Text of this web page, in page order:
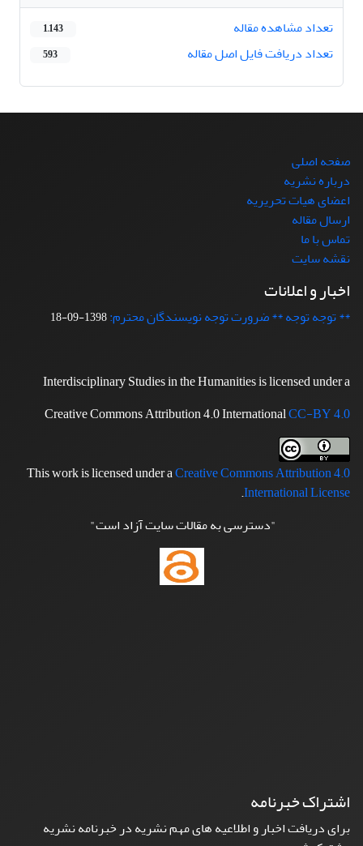
تعداد مشاهده مقاله
1,143
تعداد دریافت فایل اصل مقاله 593
صفحه اصلی
درباره نشریه
اعضای هیات تحریریه
ارسال مقاله
تماس با ما
نقشه سایت
اخبار و اعلانات
** توجه توجه ** ضرورت توجه نویسندگان محترم:1398-09-18
Interdisciplinary Studies in the Humanities is licensed under a
Creative Commons Attribution 4.0 InternationalCC-BY 4.0
This work is licensed under aCreative Commons Attribution 4.0
International License
.
"دسترسی به مقالات سایت آزاد است"
اشتراک خبرنامه
برای دریافت اخبار و اطلاعیه های مهم نشریه در خبرنامه نشریه